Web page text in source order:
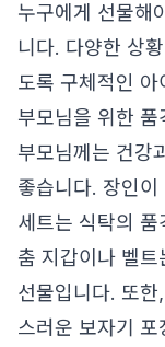
누구에게 선물해
니다. 다양한 상
도록 구체적인
부모님을 위한 품
부모님께는 건강
좋습니다. 장인
세트는 식탁의
춤 지갑이나 벨
선물입니다. 또
스러운 보자기